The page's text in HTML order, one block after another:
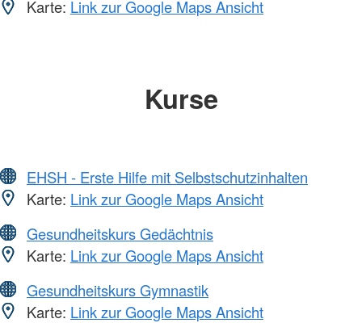
Karte: Link zur Google Maps Ansicht
Kurse
EHSH - Erste Hilfe mit Selbstschutzinhalten
Karte: Link zur Google Maps Ansicht
Gesundheitskurs Gedächtnis
Karte: Link zur Google Maps Ansicht
Gesundheitskurs Gymnastik
Karte: Link zur Google Maps Ansicht